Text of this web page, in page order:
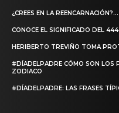
¿CREES EN LA
CONOCE EL SIGNIFICADO DEL 444
HERIBERTO TREVIÑO TOMA
#DÍADELPADRE CÓMO SON LOS
ZODIACO
#DÍADELPADRE: LAS FRASES